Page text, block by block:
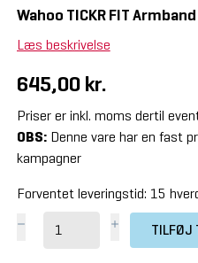
Wahoo TICKR FIT
Læs beskrivelse
645,00 kr.
Priser er inkl. moms dertil
OBS:Denne vare har en fast
kampagner
Forventet leveringstid: 15
TILFØJ